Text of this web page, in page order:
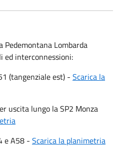
Pedemontana Lombarda
ed interconnessioni:
(tangenziale est) - Scarica la
uscita lungo la SP2 Monza
e A58 - Scarica la planimetria